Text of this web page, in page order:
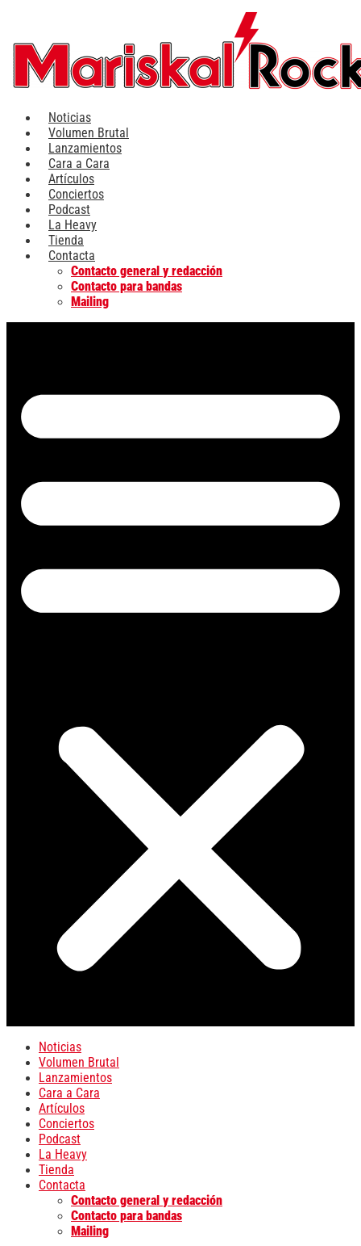
contenido
Noticias
Volumen Brutal
Lanzamientos
Cara a Cara
Artículos
Conciertos
Podcast
La Heavy
Tienda
Contacta
Contacto general y redacción
Contacto para bandas
Mailing
Noticias
Volumen Brutal
Lanzamientos
Cara a Cara
Artículos
Conciertos
Podcast
La Heavy
Tienda
Contacta
Contacto general y redacción
Contacto para bandas
Mailing